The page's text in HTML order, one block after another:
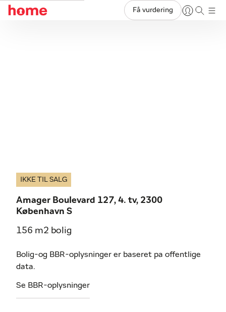
Få vurdering
IKKE TIL SALG
Amager Boulevard 127, 4. tv, 2300
København S
156 m2 bolig
Bolig-og BBR-oplysninger er baseret pa offentlige
data.
Se BBR-oplysninger